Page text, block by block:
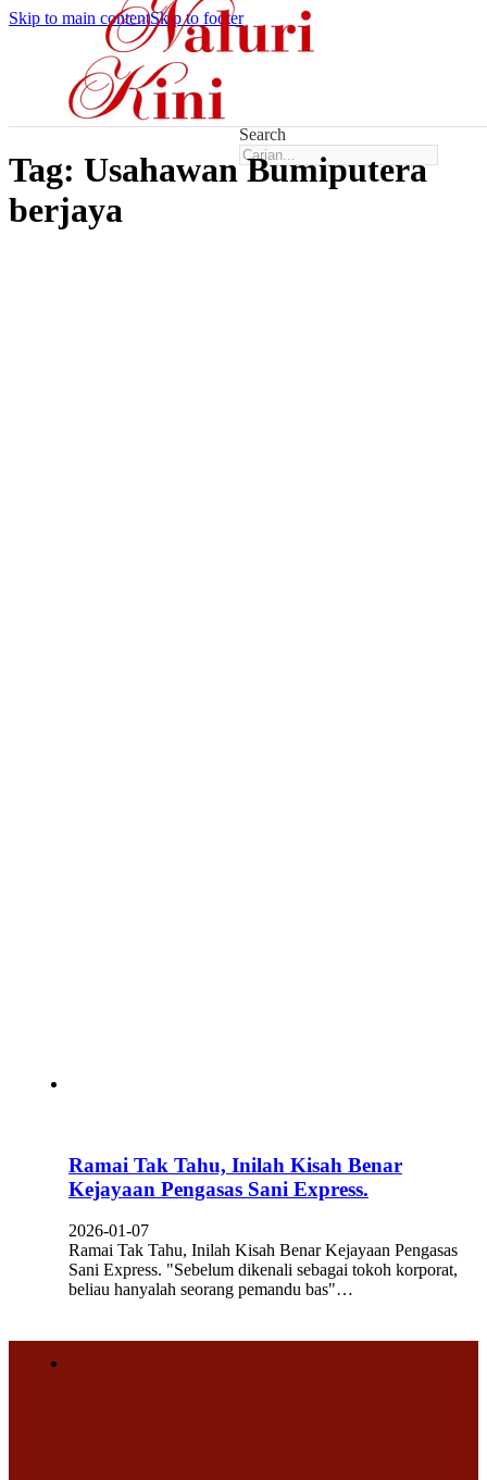
Skip to main contentSkip to footer
Search
Tag: Usahawan Bumiputera
berjaya
Ramai Tak Tahu, Inilah Kisah Benar
Kejayaan Pengasas Sani Express.
2026-01-07
Ramai Tak Tahu, Inilah Kisah Benar Kejayaan Pengasas
Sani Express. "Sebelum dikenali sebagai tokoh korporat,
beliau hanyalah seorang pemandu bas"…